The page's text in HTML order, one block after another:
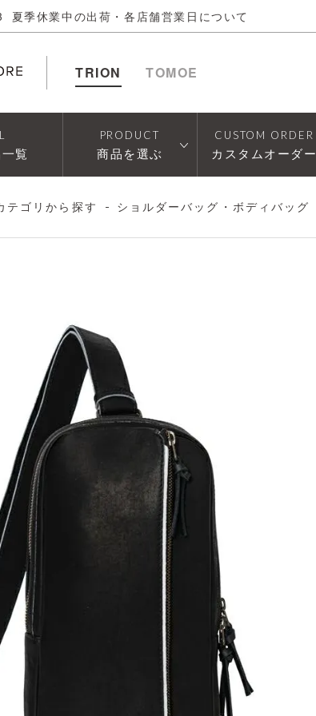
夏季休業中の出荷・各店舗営業日について
TRION TOMOE
覧
PRODUCT
商品を選ぶ
CUSTOM ORDER
カスタムオーダー
テゴリから探す ショルダーバッグ・ボディバッグ